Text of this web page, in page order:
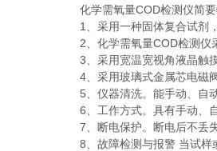
化学需氧量COD检测仪简要
1、采用一种固体复合试剂，
2、化学需氧量COD检测仪采
3、采用宽温宽视角液晶触摸
4、采用玻璃式金属芯电磁阀
5、仪器清洗。能手动、自动
6、工作方式。具有手动、自
7、断电保护。断电后不丢失
8、故障检测与报警 当试样或